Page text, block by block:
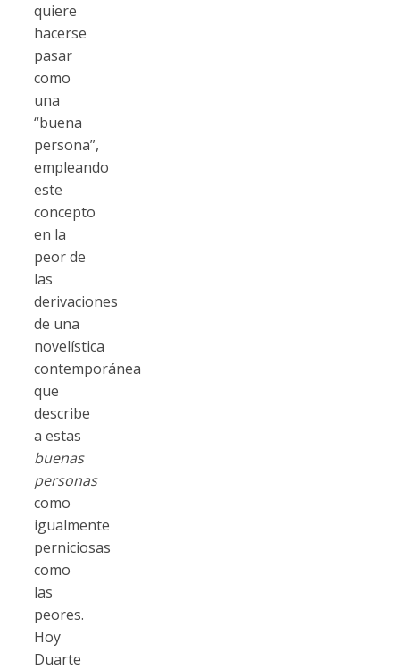
quiere
hacerse
pasar
como
una
“buena
persona”,
empleando
este
concepto
en la
peor de
las
derivaciones
de una
novelística
contemporánea
que
describe
a estas
buenas
personas
como
igualmente
perniciosas
como
las
peores.
Hoy
Duarte